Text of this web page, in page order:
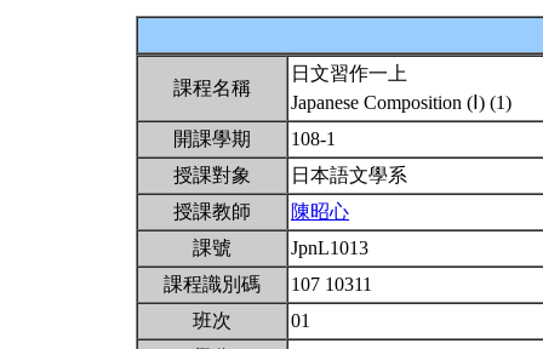
課程名稱
日文習作一上
Japanese Composition (Ⅰ) (1)
開課學期
108-1
授課對象
日本語文學系
授課教師
陳昭心
課號
JpnL1013
課程識別碼
107 10311
班次
01